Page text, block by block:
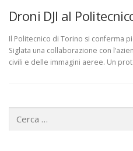
Droni DJI al
Il Politecnico di Torino si conferma
Siglata una collaborazione con
civili e delle immagini aeree. Un